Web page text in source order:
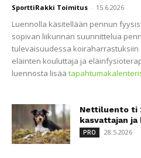
SporttiRakki Toimitus - 15.6.2026
Luennolla käsitellään pennun
sopivan liikunnan suunnittelua
tulevaisuudessa
eläinten kouluttaja ja
luennosta lisää
Nettiluento ti
kasvattajan ja
PRO 28.5.2026